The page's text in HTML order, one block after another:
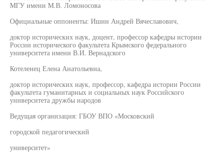
МГУ имени М.В. Ломоносова
Официальные оппоненты: Ишин Андрей Вячеславович,
доктор исторических наук, доцент, профессор кафедры истории
России исторического факультета Крымского федерального
университета имени В.И. Вернадского
Котеленец Елена Анатольевна,
доктор исторических наук, профессор, кафедра истории России
факультета гуманитарных и социальных наук Российского
университета дружбы народов
Ведущая организация: ГБОУ ВПО «Московский
городской педагогический
университет»